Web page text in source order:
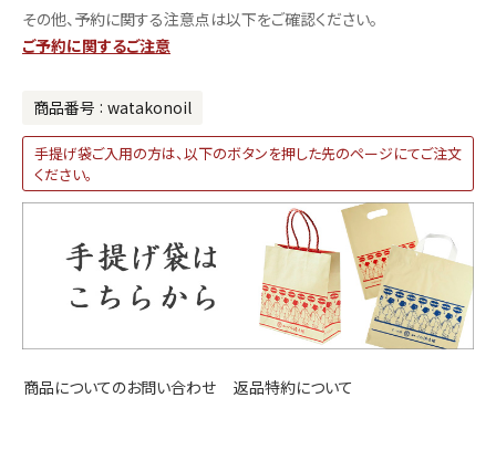
その他、予約に関する注意点は以下をご確認ください。
ご予約に関するご注意
商品番号 watakonoil
手提げ袋ご入用の方は、以下のボタンを押した先のページにてご注文
ください。
商品についてのお問い合わせ 返品特約について